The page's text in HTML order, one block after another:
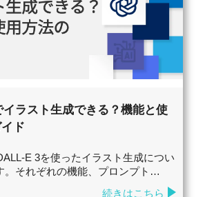
ラスト生成できる？機能と使
ド
E 3を使ったイラスト生成につい
。それぞれの機能、プロンプト…
続きはこちら